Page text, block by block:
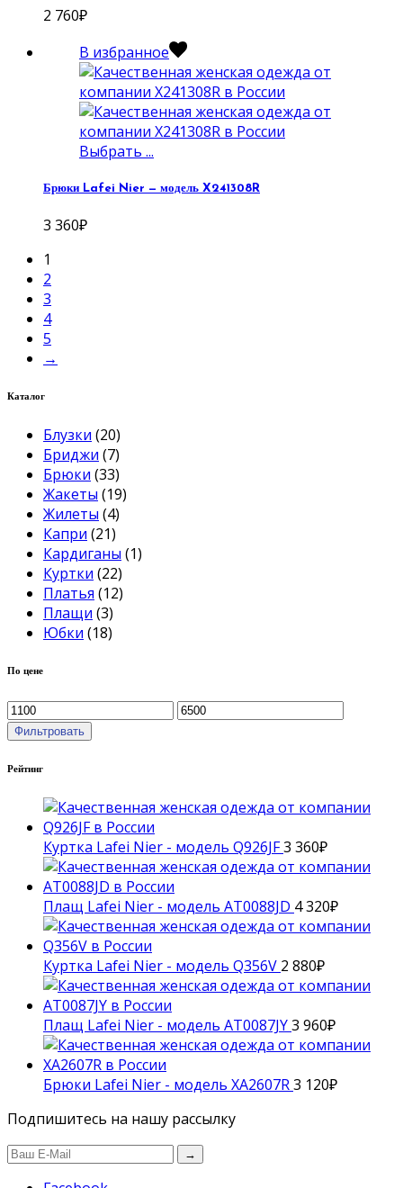
2 760₽
В избранное
Выбрать ...
Брюки Lafei Nier — модель X241308R
3 360₽
1
2
3
4
5
→
Каталог
Блузки (20)
Бриджи (7)
Брюки (33)
Жакеты (19)
Жилеты (4)
Капри (21)
Кардиганы (1)
Куртки (22)
Платья (12)
Плащи (3)
Юбки (18)
По цене
Фильтровать
Рейтинг
Куртка Lafei Nier - модель Q926JF3 360₽
Плащ Lafei Nier - модель AT0088JD 4 320₽
Куртка Lafei Nier - модель Q356V 2 880₽
Плащ Lafei Nier - модель AT0087JY3 960₽
Брюки Lafei Nier - модель XA2607R3 120₽
Подпишитесь на нашу рассылку
→